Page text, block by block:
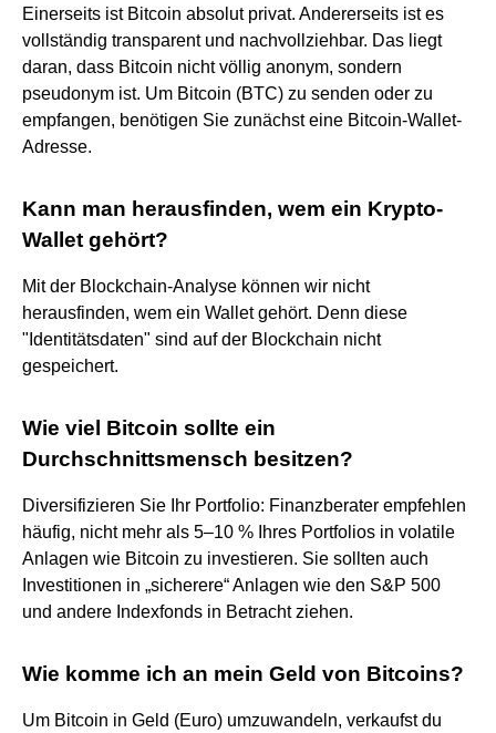
Einerseits ist Bitcoin absolut privat. Andererseits ist es
vollständig transparent und nachvollziehbar. Das liegt
daran, dass Bitcoin nicht völlig anonym, sondern
pseudonym ist. Um Bitcoin (BTC) zu senden oder zu
empfangen, benötigen Sie zunächst eine Bitcoin-Wallet-
Adresse.
Kann man herausfinden, wem ein Krypto-
Wallet gehört?
Mit der Blockchain-Analyse können wir nicht
herausfinden, wem ein Wallet gehört. Denn diese
"Identitätsdaten" sind auf der Blockchain nicht
gespeichert.
Wie viel Bitcoin sollte ein
Durchschnittsmensch besitzen?
Diversifizieren Sie Ihr Portfolio: Finanzberater empfehlen
häufig, nicht mehr als 5–10 % Ihres Portfolios in volatile
Anlagen wie Bitcoin zu investieren. Sie sollten auch
Investitionen in „sicherere“ Anlagen wie den S&P 500
und andere Indexfonds in Betracht ziehen.
Wie komme ich an mein Geld von Bitcoins?
Um Bitcoin in Geld (Euro) umzuwandeln, verkaufst du